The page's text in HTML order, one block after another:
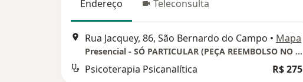
Endereço Teleconsulta
Rua Jacquey, 86, São Bernardo do Campo • Mapa
Presencial - SÓ PARTICULAR (PEÇA REEMBOLSO NO SEU CONVÊNIO)
Psicoterapia Psicanalítica R$ 275